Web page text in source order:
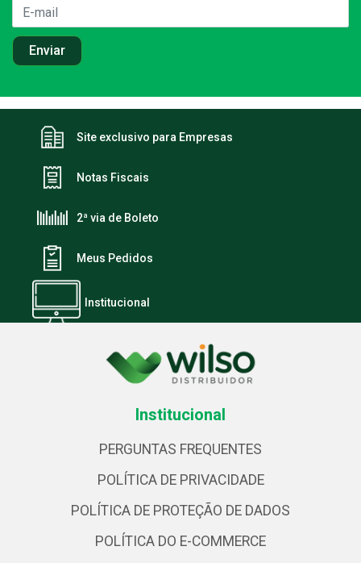
Site exclusivo para Empresas
Notas Fiscais
2ª via de Boleto
Meus Pedidos
Institucional
Institucional
PERGUNTAS FREQUENTES
POLÍTICA DE PRIVACIDADE
POLÍTICA DE PROTEÇÃO DE DADOS
POLÍTICA DO E-COMMERCE